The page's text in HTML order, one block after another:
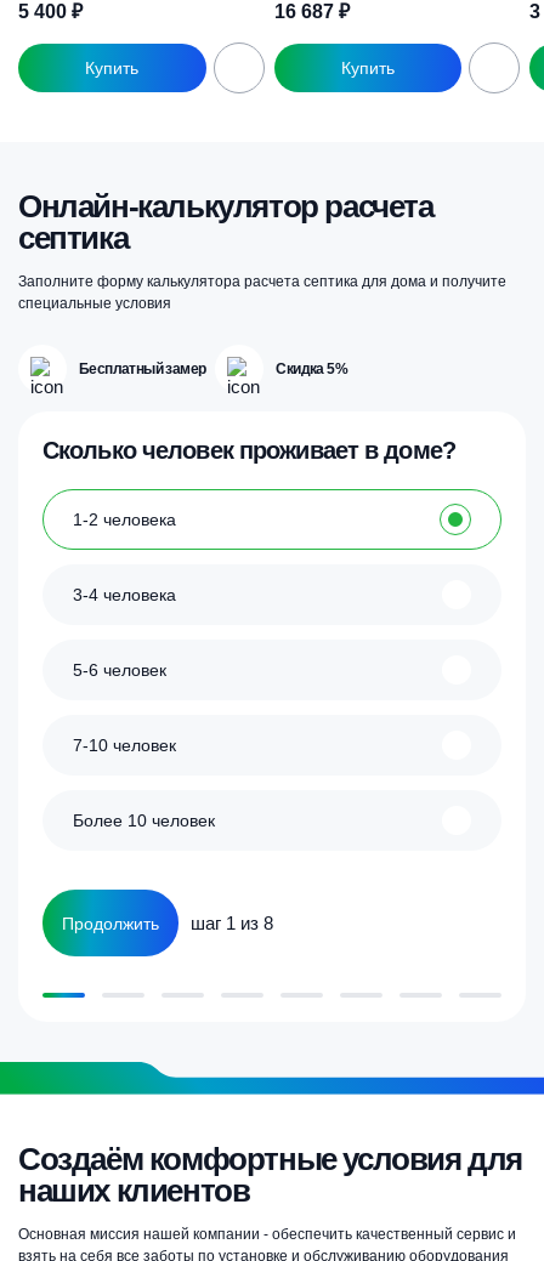
5 400 ₽ 16 687 ₽
Онлайн-калькулятор расчета
септика
Заполните форму калькулятора расчета септика для дома и получите
специальные условия
Бесплатный замер Скидка 5%
Сколько человек проживает в доме?
1-2 человека
3-4 человека
5-6 человек
7-10 человек
Более 10 человек
Продолжить шаг 1 из 8
Создаём комфортные условия для
наших клиентов
Основная миссия нашей компании - обеспечить качественный сервис и
взять на себя все заботы по установке и обслуживанию оборудования